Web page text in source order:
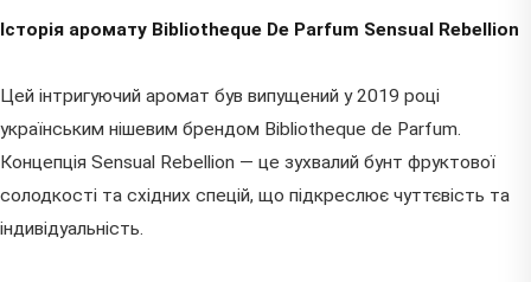
Історія аромату Bibliotheque De Parfum Sensual Rebellion
Цей інтригуючий аромат був випущений у 2019 році
українським нішевим брендом Bibliotheque de Parfum.
Концепція Sensual Rebellion — це зухвалий бунт фруктової
солодкості та східних спецій, що підкреслює чуттєвість та
індивідуальність.